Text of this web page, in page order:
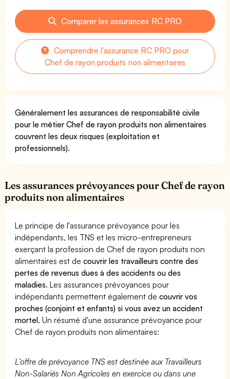
Comparer les assurances RC PRO
Comprendre l'assurance RC PRO pour
Chef de rayon produits non alimentaires
Généralement les assurances de responsabilité civile
pour le métier Chef de rayon produits non alimentaires
couvrent les deux risques (exploitation et
professionnels).
Les assurances prévoyances pour Chef de rayon
produits non alimentaires
Le principe de l'assurance prévoyance pour les
indépendants, les TNS et les micro-entrepreneurs
exerçant la profession de Chef de rayon produits non
alimentaires est decouvrir les travailleurs contre des
pertes de revenus dues à des accidents ou des
maladies. Les assurances prévoyances pour
indépendants permettent également decouvrir vos
proches (conjoint et enfants) si vous avez un accident
mortel. Un résumé d'une assurance prévoyance pour
Chef de rayon produits non alimentaires:
L’offre de prévoyance TNS est destinée aux Travailleurs
Non-Salariés Non Agricoles en exercice ou dans une